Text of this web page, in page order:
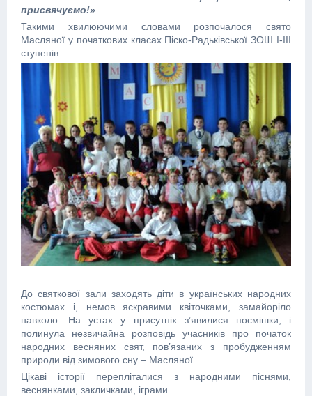
присвячуємо!»
Такими хвилюючими словами розпочалося свято
Масляної у початкових класах Піско-Радьківської ЗОШ І-ІІІ
ступенів.
До святкової зали заходять діти в українських народних
костюмах і, немов яскравими квіточками, замайоріло
навколо. На устах у присутніх з’явилися посмішки, і
полинула незвичайна розповідь учасників про початок
народних весняних свят, пов’язаних з пробудженням
природи від зимового сну – Масляної.
Цікаві історії перепліталися з народними піснями,
веснянками, закличками, іграми.